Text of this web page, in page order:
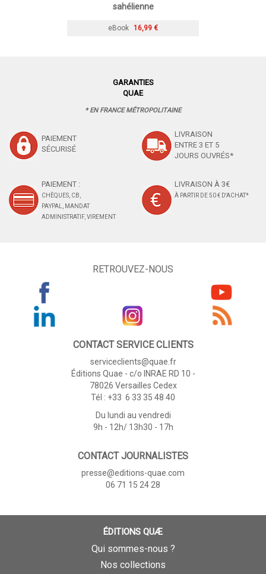
sahélienne
eBook 16,99 €
GARANTIES
QUAE
* EN FRANCE MÉTROPOLITAINE
PAIEMENT
SÉCURISÉ
LIVRAISON
ENTRE 3 ET 5
JOURS OUVRÉS*
PAIEMENT :
CHÈQUES, CB,
PAYPAL, MANDAT
ADMINISTRATIF, VIREMENT
LIVRAISON À 3€
À PARTIR DE 50 € D'ACHAT*
RETROUVEZ-NOUS
CONTACT SERVICE CLIENTS
serviceclients@quae.fr
Éditions Quae - c/o INRAE RD 10 -
78026 Versailles Cedex
Tél : +33 6 33 35 48 40
Du lundi au vendredi
9h - 12h/ 13h30 - 17h
CONTACT JOURNALISTES
presse@editions-quae.com
06 71 15 24 28
ÉDITIONS QUÆ
Qui sommes-nous ?
Nos collections